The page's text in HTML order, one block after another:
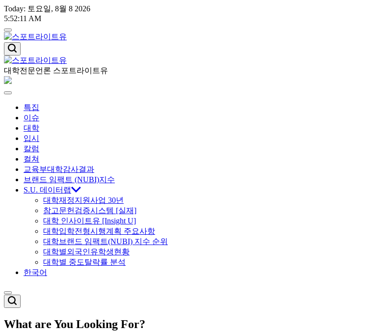
Skip
to
Today: 토요일, 8월 8 2026
5:52:13 AM
스
포
트
라
스
포
트
라
이
트
대학전문언론 스포트라이트유
Menu
특집
이슈
대학
입시
칼럼
컬쳐
교육부대학감사결과
브랜드 임팩트 (NUBI)지수
S.U. 데이터랩
대학재정지원사업 30년
참고문헌검증시스템 [실재]
대학 인사이트유 [Insight U]
대학입학전형시행계획 주요사항
대학브랜드 임팩트(NUBI) 지수 순위
대학별외국인유학생현황
대학별 중도탈락률 분석
한국어
Switch
color
What are You Looking For?